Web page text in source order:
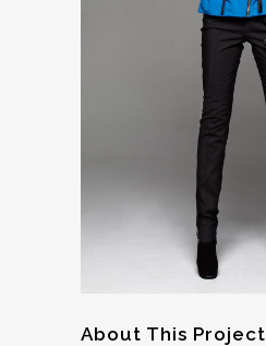
About This Project